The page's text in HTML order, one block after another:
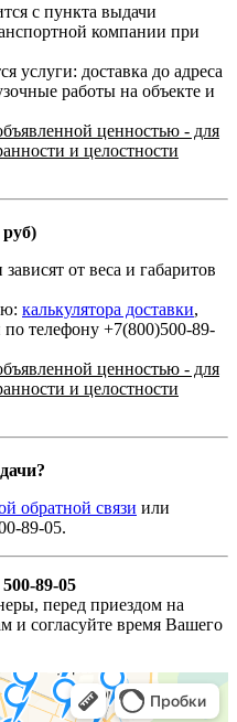
с пункта выдачи
компании при
услуги: доставка до адреса
работы на объекте и
ценностью - для
и целостности
от веса и габаритов
калькулятора доставки,
по телефону +7(800)500-89-
ценностью - для
и целостности
обратной связи или
89-05.
89-05
перед приездом на
и согласуйте время Вашего